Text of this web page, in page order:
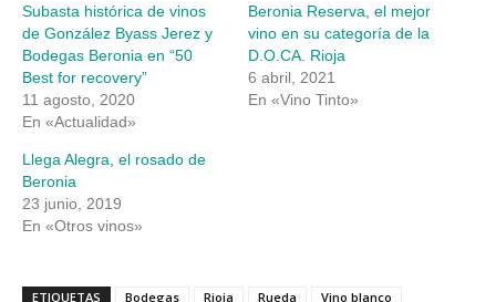
ventana
nueva)
ventana
nueva)
Subasta histórica de vinos
de González Byass Jerez y
Bodegas Beronia en “50
Best for recovery”
11 agosto, 2020
En «Actualidad»
Beronia Reserva, el mejor
vino en su categoría de la
D.O.CA. Rioja
6 abril, 2021
En «Vino Tinto»
Llega Alegra, el rosado de
Beronia
23 junio, 2019
En «Otros vinos»
ETIQUETAS Bodegas Rioja Rueda Vino blanco